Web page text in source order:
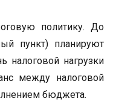
политику. До
пункт) планируют
налоговой нагрузки
между налоговой
бюджета.